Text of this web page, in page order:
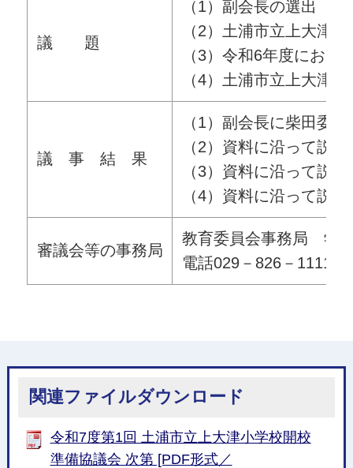
議 題
（1）副会長の選出
（2）土浦市立上大津
（3）令和6年度におけ
（4）土浦市立上大津
議 事 結 果
（1）副会長に柴田委
（2）資料に沿って説
（3）資料に沿って説
（4）資料に沿って説
審議会等の事務局
教育委員会事務局 学
電話029－826－1111（
関連ファイルダウンロード
令和7度第1回 土浦市立上大津小学校開校
準備協議会 次第 [PDF形式／